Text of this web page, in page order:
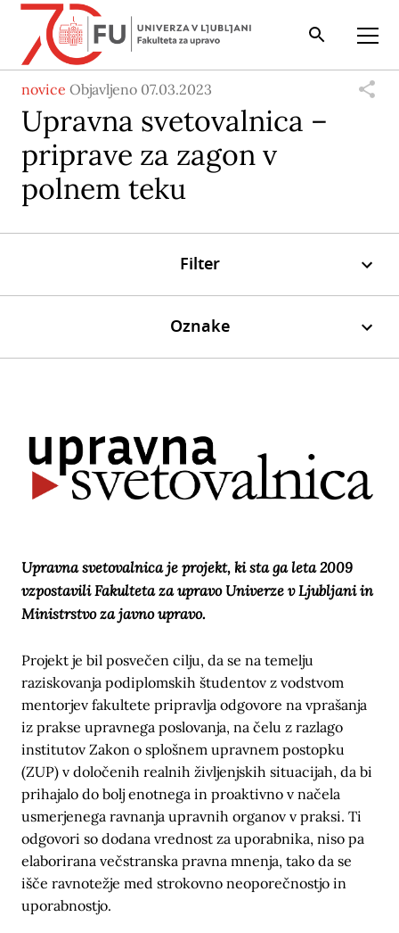
Iskalnik Odpri
novice Objavljeno 07.03.2023
Upravna svetovalnica –
priprave za zagon v
polnem teku
Filter
Oznake
Upravna svetovalnica je projekt, ki sta ga leta 2009
vzpostavili Fakulteta za upravo Univerze v Ljubljani in
Ministrstvo za javno upravo.
Projekt je bil posvečen cilju, da se na temelju
raziskovanja podiplomskih študentov z vodstvom
mentorjev fakultete pripravlja odgovore na vprašanja
iz prakse upravnega poslovanja, na čelu z razlago
institutov Zakon o splošnem upravnem postopku
(ZUP) v določenih realnih življenjskih situacijah, da bi
prihajalo do bolj enotnega in proaktivno v načela
usmerjenega ravnanja upravnih organov v praksi. Ti
odgovori so dodana vrednost za uporabnika, niso pa
elaborirana večstranska pravna mnenja, tako da se
išče ravnotežje med strokovno neoporečnostjo in
uporabnostjo.